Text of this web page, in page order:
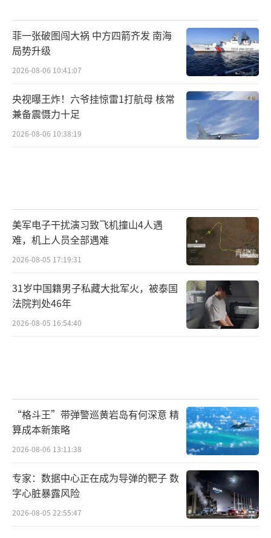
菲一张破图闯大祸 中方四箭齐发 南海
局势升级
2026-08-06 10:41:07
央视曝王炸！六爷挂惊雷1打航母 核常
兼备震慑力十足
2026-08-06 10:38:19
美军电子干扰演习致飞机撞山4人遇
难，机上人员全部遇难
2026-08-05 17:19:31
31岁中国籍男子私藏大批军火，被泰国
法院判处46年
2026-08-05 16:54:40
“格斗王”带弹警巡黄岩岛有何深意 精
算成本新策略
2026-08-06 13:11:38
专家：数据中心正在成为导弹的靶子 数
字心脏暴露风险
2026-08-05 22:55:47